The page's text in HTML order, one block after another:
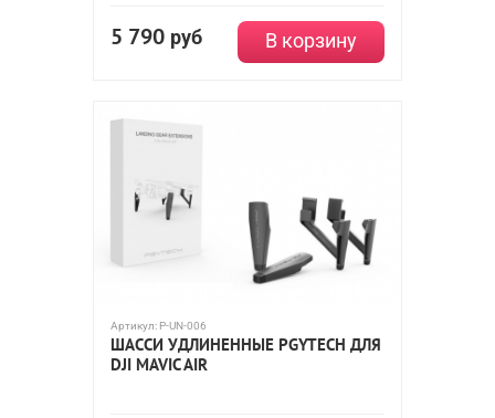
5 790 руб В корзину
Артикул: P-UN-006
ШАССИ УДЛИНЕННЫЕ PGYTECH ДЛЯ
DJI MAVIC AIR